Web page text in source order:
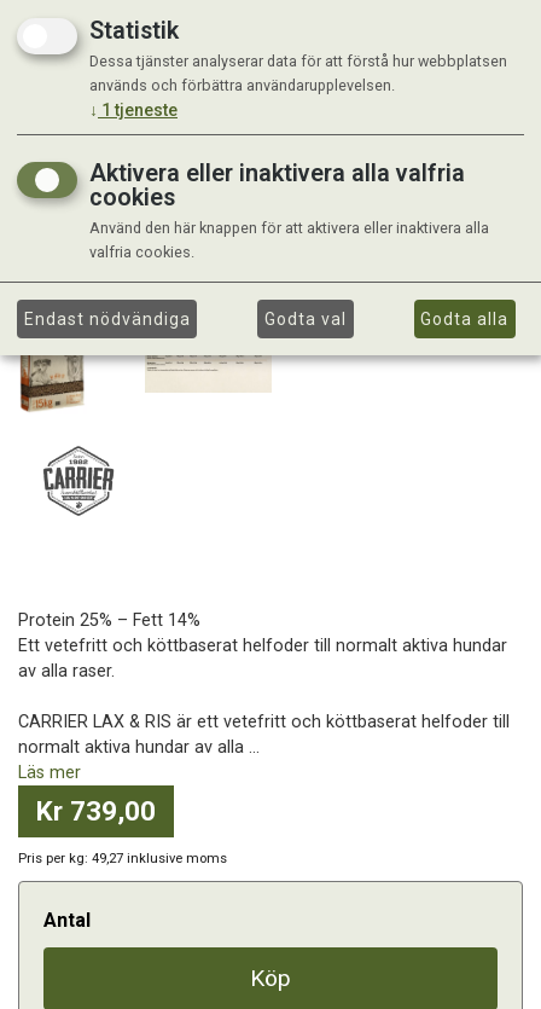
Protein 25% – Fett 14%
Ett vetefritt och köttbaserat helfoder till normalt aktiva hundar
av alla raser.
CARRIER LAX & RIS är ett vetefritt och köttbaserat helfoder till
normalt aktiva hundar av alla ...
Läs mer
Kr 739,00
Pris per kg: 49,27 inklusive moms
Antal
Köp
Statistik
Dessa tjänster analyserar data för att förstå hur webbplatsen
används och förbättra användarupplevelsen.
↓ 1 tjeneste
Aktivera eller inaktivera alla valfria
cookies
Använd den här knappen för att aktivera eller inaktivera alla
valfria cookies.
Endast nödvändiga Godta val Godta alla